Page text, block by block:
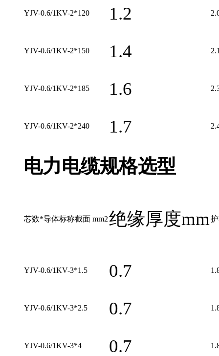
YJV-0.6/1KV-2*120 1.2
YJV-0.6/1KV-2*150 1.4
YJV-0.6/1KV-2*185 1.6
YJV-0.6/1KV-2*240 1.7
电力电缆规格选型
芯数*导体标称截面 mm2绝缘厚度mm
YJV-0.6/1KV-3*1.5 0.7
YJV-0.6/1KV-3*2.5 0.7
YJV-0.6/1KV-3*4 0.7